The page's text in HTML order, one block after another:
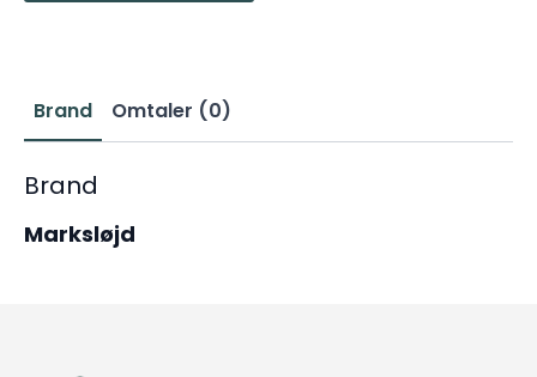
Brand Omtaler (0)
Brand
Marksløjd